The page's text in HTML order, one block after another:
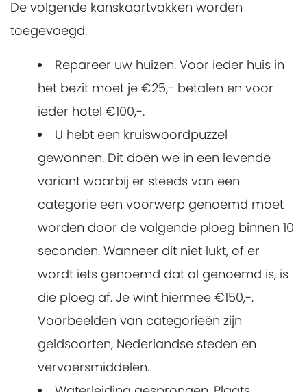
De volgende kanskaartvakken worden
toegevoegd:
Repareer uw huizen. Voor ieder huis in
het bezit moet je €25,- betalen en voor
ieder hotel €100,-.
U hebt een kruiswoordpuzzel
gewonnen. Dit doen we in een levende
variant waarbij er steeds van een
categorie een voorwerp genoemd moet
worden door de volgende ploeg binnen 10
seconden. Wanneer dit niet lukt, of er
wordt iets genoemd dat al genoemd is, is
die ploeg af. Je wint hiermee €150,-.
Voorbeelden van categorieën zijn
geldsoorten, Nederlandse steden en
vervoersmiddelen.